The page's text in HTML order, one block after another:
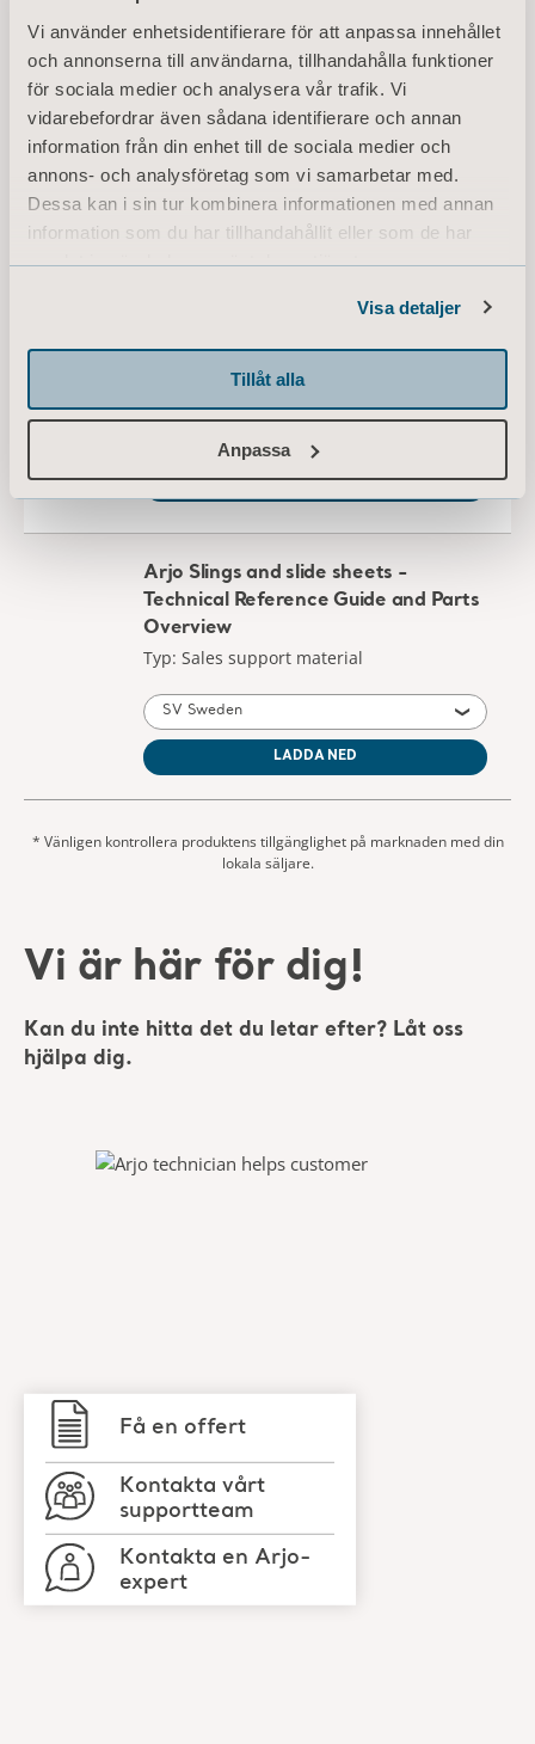
Vi använder enhetsidentifierare för att anpassa innehållet
och annonserna till användarna, tillhandahålla funktioner
för sociala medier och analysera vår trafik. Vi
vidarebefordrar även sådana identifierare och annan
information från din enhet till de sociala medier och
annons- och analysföretag som vi samarbetar med.
Dessa kan i sin tur kombinera informationen med annan
information som du har tillhandahållit eller som de har
samlat in när du har använt deras tjänster.
Visa detaljer
Tillåt alla
Anpassa
Passive Clip Slings - Instructions for
use
Typ: Bruksanvisning (IFU)
SV Sweden
LADDA NED
Arjo sling sizing and measurement
Typ: Snabbreferensguide (QRG)
SV Sweden
Technical Reference Guide and Parts
SV Sweden
LADDA NED
lokala säljare.
Vi är här för dig!
Kan du inte hitta det du letar efter? Låt oss
Få en offert
Kontakta vårt
supportteam
Kontakta en Arjo-
expert